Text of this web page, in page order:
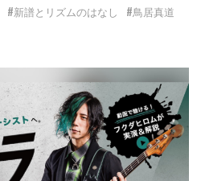
#新譜とリズムのはなし
#鳥居真道